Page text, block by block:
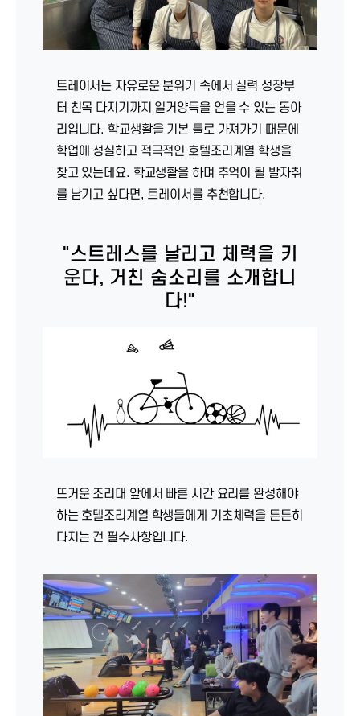
트레이서는 자유로운 분위기 속에서 실력 성장부
터 친목 다지기까지 일거양득을 얻을 수 있는 동아
리입니다. 학교생활을 기본 틀로 가져가기 때문에
학업에 성실하고 적극적인 호텔조리계열 학생을
찾고 있는데요. 학교생활을 하며 추억이 될 발자취
를 남기고 싶다면, 트레이서를 추천합니다.
"스트레스를 날리고 체력을 키
운다, 거친 숨소리를 소개합니
다!"
뜨거운 조리대 앞에서 빠른 시간 요리를 완성해야
하는 호텔조리계열 학생들에게 기초체력을 튼튼히
다지는 건 필수사항입니다.